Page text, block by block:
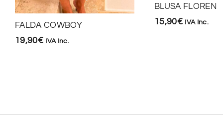
FALDA COWBOY
19,90€ IVA Inc.
BLUSA FLOREN
15,90€ IVA Inc.